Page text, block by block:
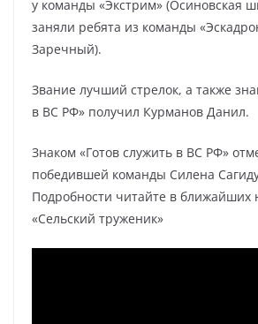
у команды «Экстрим» (Осиновская
заняли ребята из команды
Заречный).
Звание лучший стрелок, а также
в ВС РФ» получил Курманов Данил.
Знаком «Готов служить в ВС РФ»
победившей команды Силена
Подробности читайте в ближайших
«Сельский труженик»